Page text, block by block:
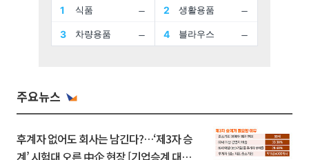
주요뉴스
후계자 없어도 회사는 남긴다?…‘제3자 승
계’ 시험대 오른 中企 현장 [기업승계 대전